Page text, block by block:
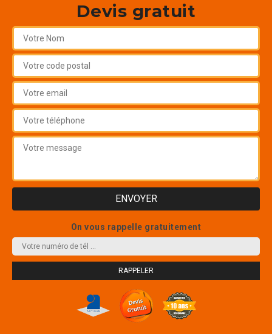
Devis gratuit
On vous rappelle gratuitement